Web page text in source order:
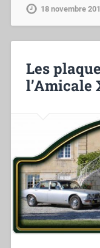
18 novembre
Les
l’Amicale